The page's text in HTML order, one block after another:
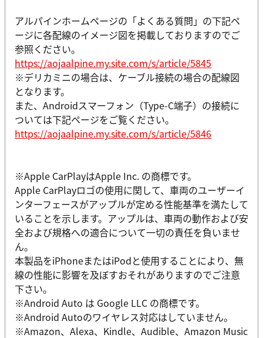
アルパインホームページの「よくある質問」の下記ペ
ージに各配線のイメージ図を掲載しておりますのでご
参照ください。
https://aojaalpine.my.site.com/s/article/5845
※デリカミニの場合は、ケーブル接続の場合の配線図
となります。
また、Androidスマーフォン（Type-C端子）の接続に
ついては下記ページをご覧ください。
https://aojaalpine.my.site.com/s/article/5846
※Apple CarPlayはApple Inc. の商標です。
Apple CarPlayロゴの使用に関して、車両のユーザーイ
ンターフェースがアップルが定める性能基準を満たして
いることを示します。アップルは、車両の動作および安
全および規格への適合について一切の責任を負いませ
ん。
本製品をiPhoneまたはiPodと使用することにより、無
線の性能に影響を及ぼすおそれがありますのでご注意
下さい。
※Android Auto は Google LLC の商標です。
※Android Autoのワイヤレス対応はしていません。
※Amazon、Alexa、Kindle、Audible、Amazon Music